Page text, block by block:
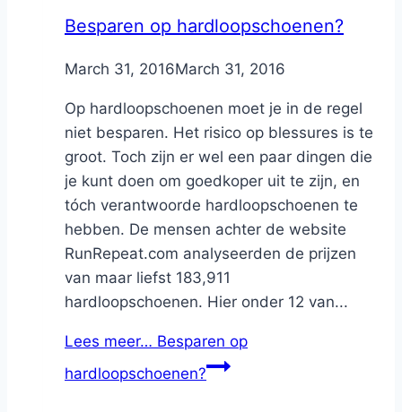
Besparen op hardloopschoenen?
ByNicole
March 31, 2016March 31, 2016
Op hardloopschoenen moet je in de regel
niet besparen. Het risico op blessures is te
groot. Toch zijn er wel een paar dingen die
je kunt doen om goedkoper uit te zijn, en
tóch verantwoorde hardloopschoenen te
hebben. De mensen achter de website
RunRepeat.com analyseerden de prijzen
van maar liefst 183,911
hardloopschoenen. Hier onder 12 van...
Lees meer… Besparen op
hardloopschoenen?